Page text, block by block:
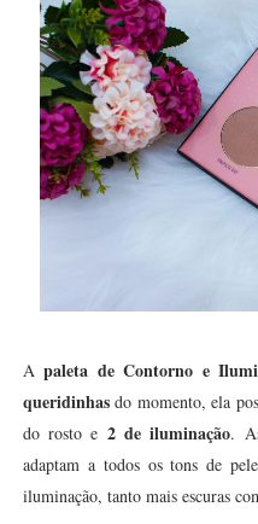
Apaleta de Contorno e
queridinhasdo momento, ela
do rosto e 2 de iluminação.
adaptam a todos os tons de
iluminação, tanto mais escuras